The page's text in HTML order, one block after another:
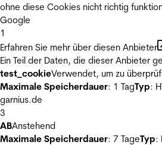
ohne diese Cookies nicht richtig
Google
1
Erfahren Sie mehr über diesen Anbieter
Ein Teil der Daten, die dieser Anbieter
test_cookieVerwendet, um zu
Maximale Speicherdauer: 1 TagTyp:
garnius.de
3
ABAnstehend
Maximale Speicherdauer: 7 TageTyp: